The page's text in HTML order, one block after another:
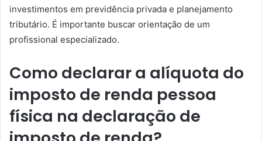
investimentos em previdência privada e planejamento
tributário. É importante buscar orientação de um
profissional especializado.
Como declarar a alíquota do
imposto de renda pessoa
física na declaração de